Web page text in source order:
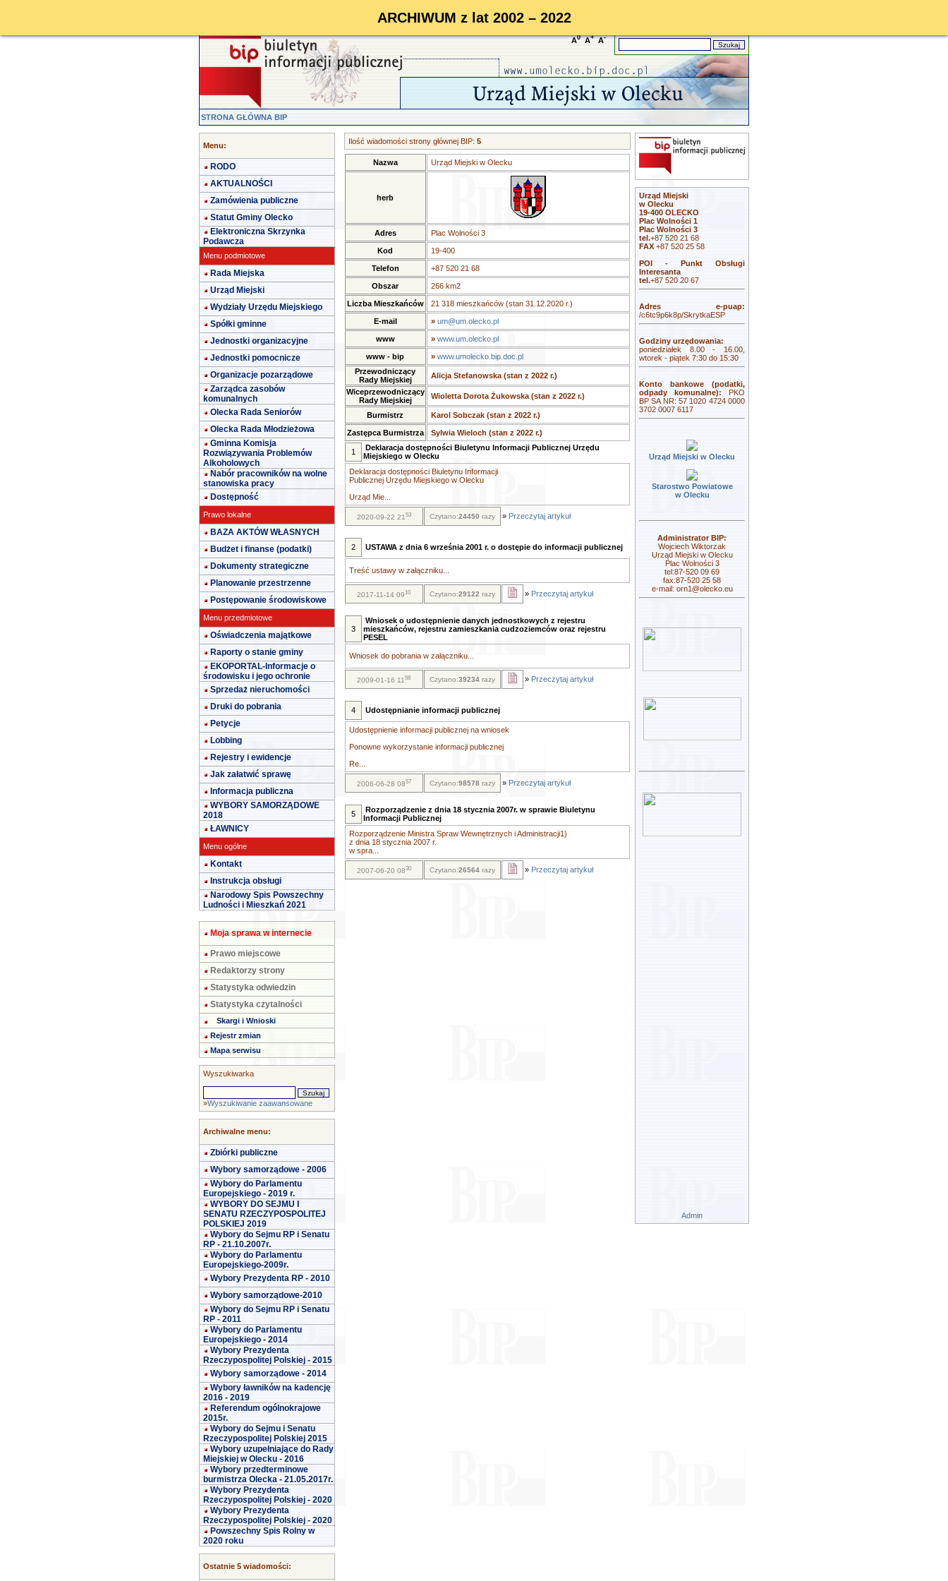
ARCHIWUM z lat 2002 – 2022
A0 A+ A-
STRONA GŁÓWNA BIP
Menu:
RODO
AKTUALNOŚCI
Zamówienia publiczne
Statut Gminy Olecko
Elektroniczna Skrzynka
Podawcza
Menu podmiotowe
Rada Miejska
Urząd Miejski
Wydziały Urzędu Miejskiego
Spółki gminne
Jednostki organizacyjne
Jednostki pomocnicze
Organizacje pozarządowe
Zarządca zasobów
komunalnych
Olecka Rada Seniorów
Olecka Rada Młodzieżowa
Gminna Komisja
Rozwiązywania Problemów
Alkoholowych
Nabór pracowników na wolne
stanowiska pracy
Dostępność
Prawo lokalne
BAZA AKTÓW WŁASNYCH
Budżet i finanse (podatki)
Dokumenty strategiczne
Planowanie przestrzenne
Postępowanie środowiskowe
Menu przedmiotowe
Oświadczenia majątkowe
Raporty o stanie gminy
EKOPORTAL-Informacje o
środowisku i jego ochronie
Sprzedaż nieruchomości
Druki do pobrania
Petycje
Lobbing
Rejestry i ewidencje
Jak załatwić sprawę
Informacja publiczna
WYBORY SAMORZĄDOWE
2018
ŁAWNICY
Menu ogólne
Kontakt
Instrukcja obsługi
Narodowy Spis Powszechny
Ludności i Mieszkań 2021
Moja sprawa w internecie
Prawo miejscowe
Redaktorzy strony
Statystyka odwiedzin
Statystyka czytalności
Skargi i Wnioski
Rejestr zmian
Mapa serwisu
Wyszukiwarka
»Wyszukiwanie zaawansowane
Archiwalne menu:
Zbiórki publiczne
Wybory samorządowe - 2006
Wybory do Parlamentu
Europejskiego - 2019 r.
WYBORY DO SEJMU I
SENATU RZECZYPOSPOLITEJ
POLSKIEJ 2019
Wybory do Sejmu RP i Senatu
RP - 21.10.2007r.
Wybory do Parlamentu
Europejskiego-2009r.
Wybory Prezydenta RP - 2010
Wybory samorządowe-2010
Wybory do Sejmu RP i Senatu
RP - 2011
Wybory do Parlamentu
Europejskiego - 2014
Wybory Prezydenta
Rzeczypospolitej Polskiej - 2015
Wybory samorządowe - 2014
Wybory ławników na kadencję
2016 - 2019
Referendum ogólnokrajowe
2015r.
Wybory do Sejmu i Senatu
Rzeczypospolitej Polskiej 2015
Wybory uzupełniające do Rady
Miejskiej w Olecku - 2016
Wybory przedterminowe
burmistrza Olecka - 21.05.2017r.
Wybory Prezydenta
Rzeczypospolitej Polskiej - 2020
Wybory Prezydenta
Rzeczypospolitej Polskiej - 2020
Powszechny Spis Rolny w
2020 roku
Ostatnie 5 wiadomości:
Ilość wiadomości strony głównej BIP: 5
Nazwa Urząd Miejski w Olecku
herb
Adres Plac Wolności 3
Kod 19-400
Telefon +87 520 21 68
Obszar 266 km2
Liczba Mieszkańców 21 318 mieszkańców (stan 31.12.2020 r.)
E-mail » um@um.olecko.pl
www » www.um.olecko.pl
www - bip » www.umolecko.bip.doc.pl
Przewodniczący
Rady Miejskiej
Alicja Stefanowska (stan z 2022 r.)
Wiceprzewodniczący
Rady Miejskiej
Wioletta Dorota Żukowska (stan z 2022 r.)
Burmistrz Karol Sobczak (stan z 2022 r.)
Zastępca Burmistrza Sylwia Wieloch (stan z 2022 r.)
1
Deklaracja dostępności Biuletynu Informacji Publicznej Urzędu
Miejskiego w Olecku
Deklaracja dostępności Biuletynu Informacji
Publicznej Urzędu Miejskiego w Olecku
Urząd Mie...
2020-09-22 2153 Czytano:24450 razy » Przeczytaj artykuł
2 USTAWA z dnia 6 września 2001 r. o dostępie do informacji publicznej
Treść ustawy w załączniku...
2017-11-14 0910 Czytano:29122 razy » Przeczytaj artykuł
3
Wniosek o udostępnienie danych jednostkowych z rejestru
mieszkańców, rejestru zamieszkania cudzoziemców oraz rejestru
PESEL
Wniosek do pobrania w załączniku...
2009-01-16 1158 Czytano:39234razy » Przeczytaj artykuł
4 Udostępnianie informacji publicznej
Udostępnienie informacji publicznej na wniosek
Ponowne wykorzystanie informacji publicznej
Re...
2006-06-28 0857 Czytano:98578 razy » Przeczytaj artykuł
5
Rozporządzenie z dnia 18 stycznia 2007r. w sprawie Biuletynu
Informacji Publicznej
Rozporządzenie Ministra Spraw Wewnętrznych i Administracji1)
z dnia 18 stycznia 2007 r.
w spra...
2007-06-20 0830 Czytano:26564razy » Przeczytaj artykuł
Urząd Miejski
w Olecku
19-400 OLECKO
Plac Wolności 1
Plac Wolności 3
tel.+87 520 21 68
FAX +87 520 25 58
POI - Punkt Obsługi
Interesanta
tel.+87 520 20 67
Adres e-puap:
/c6tc9p6k8p/SkrytkaESP
Godziny urzędowania:
poniedziałek 8.00 - 16.00,
wtorek - piątek 7:30 do 15:30
Konto bankowe (podatki,
odpady komunalne): PKO
BP SA NR: 57 1020 4724 0000
3702 0007 6117
Urząd Miejski w Olecku
Starostwo Powiatowe
w Olecku
Administrator BIP:
Wojciech Wiktorzak
Urząd Miejski w Olecku
Plac Wolności 3
tel:87-520 09 69
fax:87-520 25 58
e-mail: orn1@olecko.eu
Admin